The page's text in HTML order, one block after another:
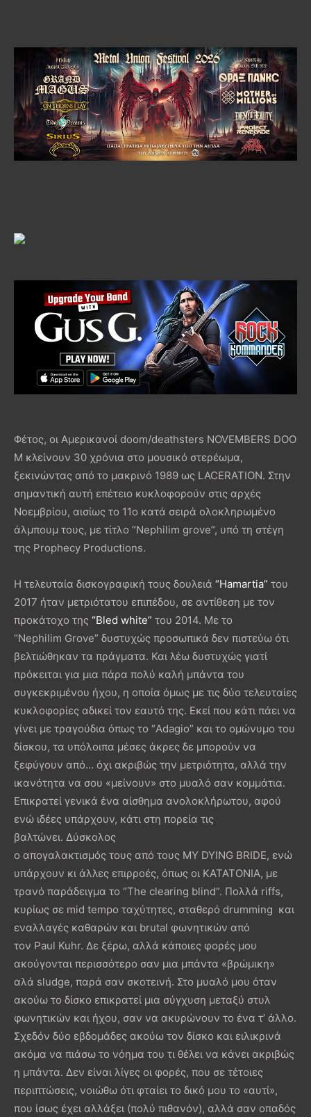
Φέτος, οι Αμερικανοί doom/deathsters NOVEMBERS DOO
M κλείνουν 30 χρόνια στο μουσικό στερέωμα,
ξεκινώντας από το μακρινό 1989 ως LACERATION. Στην
σημαντική αυτή επέτειο κυκλοφορούν στις αρχές
Νοεμβρίου, αισίως το 11ο κατά σειρά ολοκληρωμένο
άλμπουμ τους, με τίτλο “Nephilim grove”, υπό τη στέγη
της Prophecy Productions.
Η τελευταία δισκογραφική τους δουλειά “Hamartia” του
2017 ήταν μετριότατου επιπέδου, σε αντίθεση με τον
προκάτοχο της “Bled white” του 2014. Με το
“Nephilim Grove” δυστυχώς προσωπικά δεν πιστεύω ότι
βελτιώθηκαν τα πράγματα. Και λέω δυστυχώς γιατί
πρόκειται για μια πάρα πολύ καλή μπάντα του
συγκεκριμένου ήχου, η οποία όμως με τις δύο τελευταίες
κυκλοφορίες αδικεί τον εαυτό της. Εκεί που κάτι πάει να
γίνει με τραγούδια όπως το “Adagio” και το ομώνυμο του
δίσκου, τα υπόλοιπα μέσες άκρες δε μπορούν να
ξεφύγουν από… όχι ακριβώς την μετριότητα, αλλά την
ικανότητα να σου «μείνουν» στο μυαλό σαν κομμάτια.
Επικρατεί γενικά ένα αίσθημα ανολοκλήρωτου, αφού
ενώ ιδέες υπάρχουν, κάτι στη πορεία τις
βαλτώνει. Δύσκολος
ο απογαλακτισμός τους από τους MY DYING BRIDE, ενώ
υπάρχουν κι άλλες επιρροές, όπως οι ΚΑΤΑΤΟΝΙΑ, με
τρανό παράδειγμα το “The clearing blind”. Πολλά riffs,
κυρίως σε mid tempo ταχύτητες, σταθερό drumming και
εναλλαγές καθαρών και brutal φωνητικών από
τον Paul Kuhr. Δε ξέρω, αλλά κάποιες φορές μου
ακούγονται περισσότερο σαν μια μπάντα «βρώμικη»
αλά sludge, παρά σαν σκοτεινή. Στο μυαλό μου όταν
ακούω το δίσκο επικρατεί μια σύγχυση μεταξύ στυλ
φωνητικών και ήχου, σαν να ακυρώνουν το ένα τ’ άλλο.
Σχεδόν δύο εβδομάδες ακούω τον δίσκο και ειλικρινά
ακόμα να πιάσω το νόημα του τι θέλει να κάνει ακριβώς
η μπάντα. Δεν είναι λίγες οι φορές, που σε τέτοιες
περιπτώσεις, νοιώθω ότι φταίει το δικό μου το «αυτί»,
που ίσως έχει αλλάξει (πολύ πιθανόν), αλλά σαν οπαδός